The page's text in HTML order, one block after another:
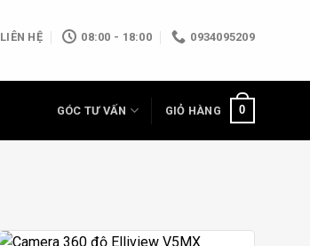
LIÊN HỆ 08:00 - 18:00 0934095209
GÓC TƯ VẤN GIỎ HÀNG 0